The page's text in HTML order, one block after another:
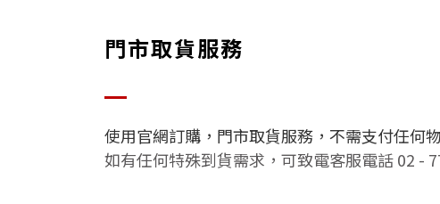
門市取貨服務
使用官網訂購，門市取貨服務，不需支付任何
如有任何特殊到貨需求，可致電客服電話 02 -